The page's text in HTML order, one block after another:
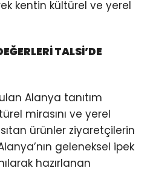
kentin kültürel ve yerel
TALSİ’DE
Alanya tanıtım
mirasını ve yerel
ürünler ziyaretçilerin
geleneksel ipek
hazırlanan